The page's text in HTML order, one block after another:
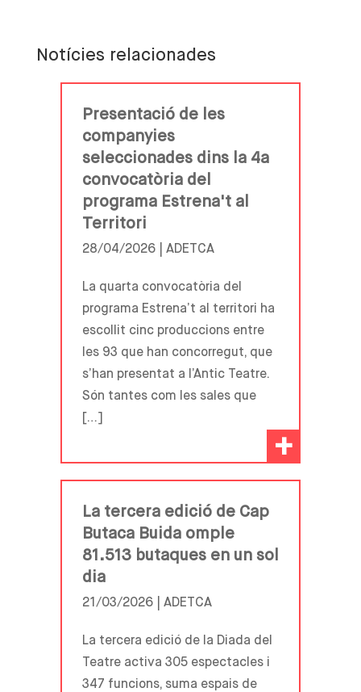
Notícies relacionades
Presentació de les
companyies
seleccionades dins la 4a
convocatòria del
programa Estrena't al
Territori
28/04/2026 | ADETCA
La quarta convocatòria del
programa Estrena’t al territori ha
escollit cinc produccions entre
les 93 que han concorregut, que
s’han presentat a l’Antic Teatre.
Són tantes com les sales que
[…]
+
La tercera edició de Cap
Butaca Buida omple
81.513 butaques en un sol
dia
21/03/2026 | ADETCA
La tercera edició de la Diada del
Teatre activa 305 espectacles i
347 funcions, suma espais de